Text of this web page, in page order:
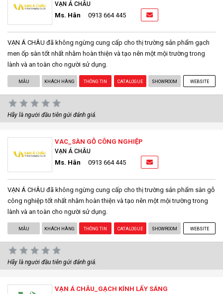
VẠN Á CHÂU
Ms. Hân 0913 664 445
VẠN Á CHÂU đã không ngừng cung cấp cho thị trường sản phẩm gạch
men ốp sàn tốt nhất nhằm hoàn thiện và tạo nên một mội trường trong
lành và an toàn cho người sử dụng.
MẪU KHÁCH HÀNG THÔNG TIN CATALOGUE SHOWROOM WEBSITE
Hãy là người đầu tiên gửi đánh giá.
VAC_SÀN GỖ CÔNG NGHIỆP
VẠN Á CHÂU
Ms. Hân 0913 664 445
VẠN Á CHÂU đã không ngừng cung cấp cho thị trường sản phẩm sàn gỗ
công nghiệp tốt nhất nhằm hoàn thiện và tạo nên một mội trường trong
lành và an toàn cho người sử dụng.
MẪU KHÁCH HÀNG THÔNG TIN CATALOGUE SHOWROOM WEBSITE
Hãy là người đầu tiên gửi đánh giá.
VẠN Á CHÂU_GẠCH KÍNH LẤY SÁNG